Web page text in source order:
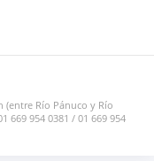
(entre Río Pánuco y Río
669 954 0381 / 01 669 954